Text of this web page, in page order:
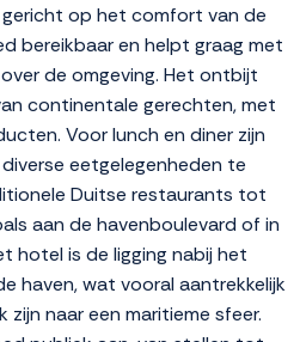
op het comfort van de
bereikbaar en helpt graag met
de omgeving. Het ontbijt
continentale gerechten, met
Voor lunch en diner zijn
eetgelegenheden te
Duitse restaurants tot
aan de havenboulevard of in
hotel is de ligging nabij het
haven, wat vooral aantrekkelijk
naar een maritieme sfeer.